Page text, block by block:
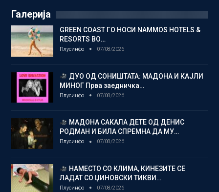
Галерија
GREEN COAST ГО НОСИ NAMMOS HOTELS &
RESORTS ВО…
Плусинфо 07/08/2026
ДУО ОД СОНИШТАТА: МАДОНА И КАЈЛИ
МИНОГ Прва заедничка…
Плусинфо 07/08/2026
МАДОНА САКАЛА ДЕТЕ ОД ДЕНИС
РОДМАН И БИЛА СПРЕМНА ДА МУ…
Плусинфо 07/08/2026
НАМЕСТО СО КЛИМА, КИНЕЗИТЕ СЕ
ЛАДАТ СО ЏИНОВСКИ ТИКВИ…
Плусинфо 07/08/2026